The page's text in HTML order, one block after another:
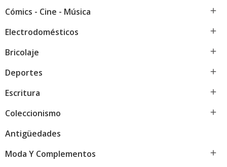
Cómics - Cine - Música 
Electrodomésticos 
Bricolaje 
Deportes 
Escritura 
Coleccionismo 
Antigüedades
Moda Y Complementos
